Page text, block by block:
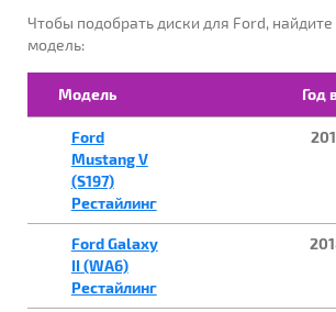
ПОДОБРАТЬ
Чтобы подобрать диски для Ford,
модель:
Модель Год
Ford
Mustang V
(S197)
Рестайлинг
Ford Galaxy
II (WA6)
Рестайлинг